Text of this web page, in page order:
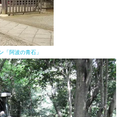
「阿波の青石」